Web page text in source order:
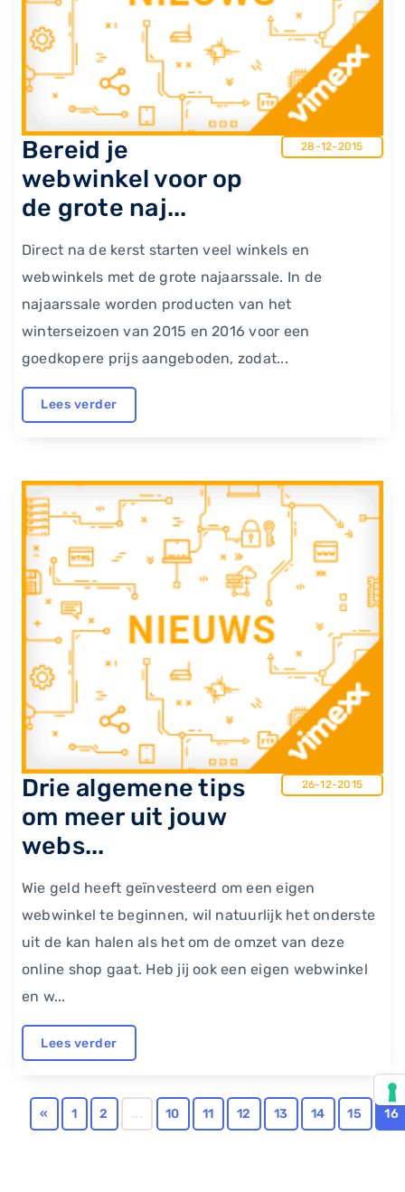
Bereid je
webwinkel voor op
de grote naj...
28-12-2015
Direct na de kerst starten veel winkels en
webwinkels met de grote najaarssale. In de
najaarssale worden producten van het
winterseizoen van 2015 en 2016 voor een
goedkopere prijs aangeboden, zodat...
Lees verder
Drie algemene tips
om meer uit jouw
webs...
26-12-2015
Wie geld heeft geïnvesteerd om een eigen
webwinkel te beginnen, wil natuurlijk het onderste
uit de kan halen als het om de omzet van deze
online shop gaat. Heb jij ook een eigen webwinkel
en w...
Lees verder
« 1 2 ... 10 11 12 13 14 15 16